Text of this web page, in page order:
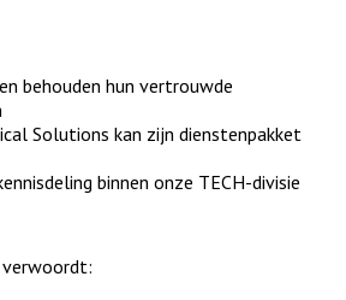
behouden hun vertrouwde
Solutions kan zijn dienstenpakket
binnen onze TECH-divisie